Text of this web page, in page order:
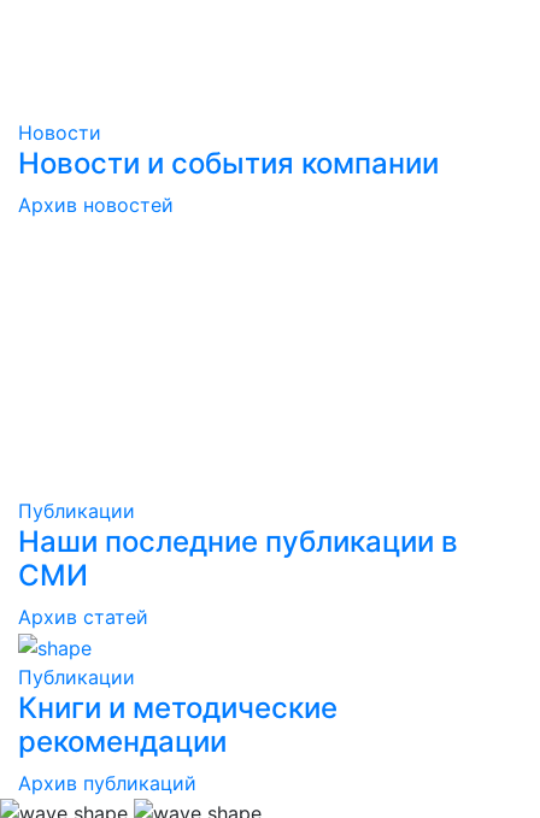
Новости
Новости и события компании
Архив новостей
Публикации
Наши последние публикации в
СМИ
Архив статей
Публикации
Книги и методические
рекомендации
Архив публикаций